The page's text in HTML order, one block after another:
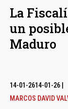
La
un
Maduro
14-01-2614-01-26
MARCOS DAVID